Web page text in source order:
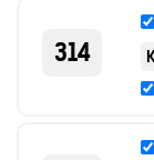
314